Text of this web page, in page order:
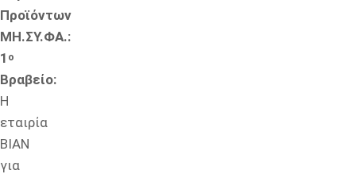
Προϊόντων
ΜΗ.ΣΥ.ΦΑ.:
1 ο
Βραβείο:
Η
εταιρία
BIAN
για